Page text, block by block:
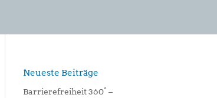
Neueste Beiträge
Barrierefreiheit 360° –